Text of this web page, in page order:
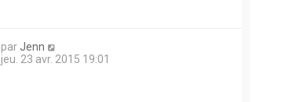
par Jenn
jeu. 23 avr. 2015 19:01